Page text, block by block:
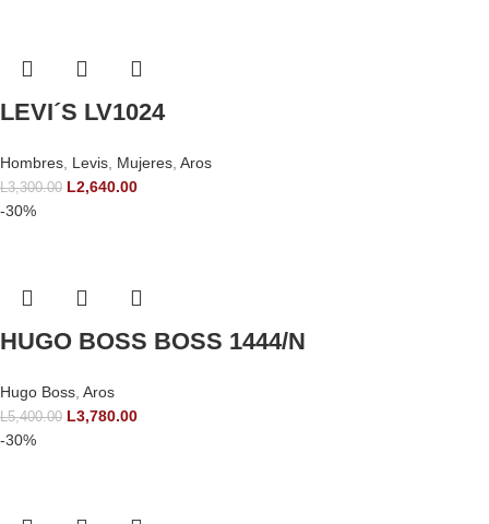
LEVI´S LV1024
Hombres, Levis, Mujeres, Aros
L3,300.00 L2,640.00
-30%
HUGO BOSS BOSS 1444/N
Hugo Boss, Aros
L5,400.00 L3,780.00
-30%